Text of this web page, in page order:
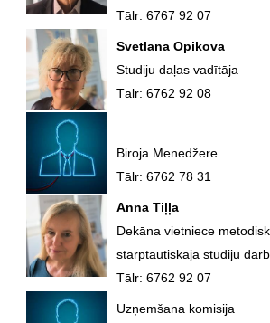
Tālr: 6767 92 07
Svetlana Opikova
Studiju daļas vadītāja
Tālr: 6762 92 08
Biroja Menedžere
Tālr: 6762 78 31
Anna Tiļļa
Dekāna vietniece
starptautiskaja studiju
Tālr: 6762 92 07
Uzņemšana komisija